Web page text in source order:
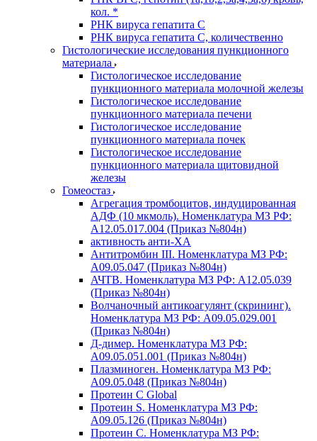
кол. *
РНК вируса гепатита C
РНК вируса гепатита C, количественно
Гистологические исследования пункционного
материала
Гистологическое исследование
пункционного материала молочной железы
Гистологическое исследование
пункционного материала печени
Гистологическое исследование
пункционного материала почек
Гистологическое исследование
пункционного материала щитовидной
железы
Гомеостаз
Агрегация тромбоцитов, индуцированная
АДФ (10 мкмоль). Номенклатура МЗ РФ:
A12.05.017.004 (Приказ №804н)
активность анти-ХА
Антитромбин III. Номенклатура МЗ РФ:
A09.05.047 (Приказ №804н)
АЧТВ. Номенклатура МЗ РФ: A12.05.039
(Приказ №804н)
Волчаночный антикоагулянт (скрининг).
Номенклатура МЗ РФ: A09.05.029.001
(Приказ №804н)
Д-димер. Номенклатура МЗ РФ:
A09.05.051.001 (Приказ №804н)
Плазминоген. Номенклатура МЗ РФ:
A09.05.048 (Приказ №804н)
Протеин C Global
Протеин S. Номенклатура МЗ РФ:
A09.05.126 (Приказ №804н)
Протеин С. Номенклатура МЗ РФ: